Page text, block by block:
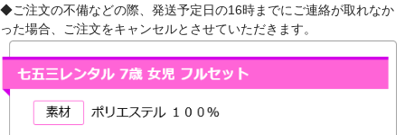
◆ご注文の不備などの際、発送予定日の16時までにご連絡が取れなか
った場合、ご注文をキャンセルとさせていただきます。